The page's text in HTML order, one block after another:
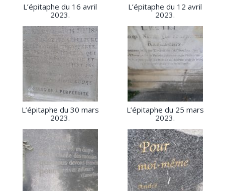
L’épitaphe du 16 avril
2023.
L’épitaphe du 12 avril
2023.
L’épitaphe du 30 mars
2023.
L’épitaphe du 25 mars
2023.